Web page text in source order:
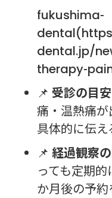
fukushima-
dental.jp/
therapy-
📌受診の目安
痛・温熱痛
具体的に伝え
📌経過観察
っても定期
か月後の予約